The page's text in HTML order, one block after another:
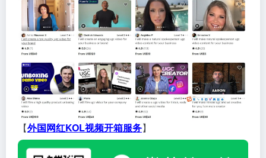
【外国网红KOL视频开箱服务】